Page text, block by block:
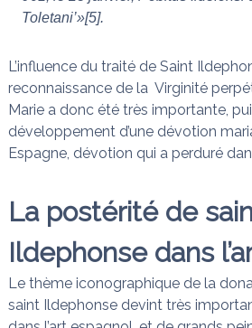
Toletani’»[5].
L’influence du traité de Saint
reconnaissance de la Virginité
Marie a donc été très importante,
développement d’une dévotion
Espagne, dévotion qui a perduré
La postérité de
Ildephonse dans
Le thème iconographique de la
saint Ildephonse devint très